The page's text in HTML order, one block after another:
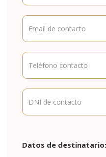
Datos de destinatario: